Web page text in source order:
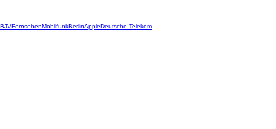
BJVFernsehenMobilfunkBerlinAppleDeutsche Telekom